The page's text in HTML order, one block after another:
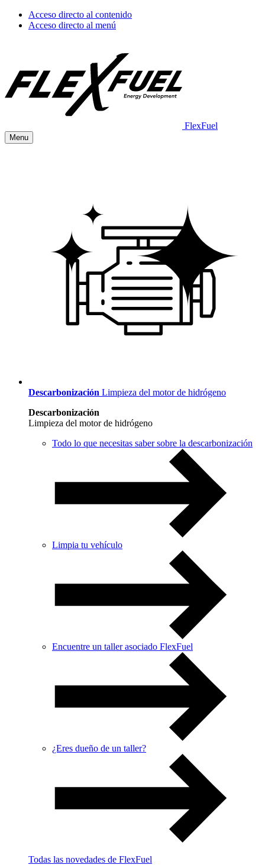
Acceso directo al contenido
Acceso directo al menú
FlexFuel
Menu
Descarbonización Limpieza del motor de hidrógeno
Descarbonización
Limpieza del motor de hidrógeno
Todo lo que necesitas saber sobre la descarbonización
Limpia tu vehículo
Encuentre un taller asociado FlexFuel
¿Eres dueño de un taller?
Todas las novedades de FlexFuel